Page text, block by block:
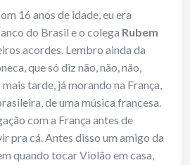
16 anos de idade, eu era
do Brasil e o colega Rubem
acordes. Lembro ainda da
que só diz não, não, não,
tarde, já morando na França,
de uma música francesa.
com a França antes de
pra cá. Antes disso um amigo da
quando tocar Violão em casa,